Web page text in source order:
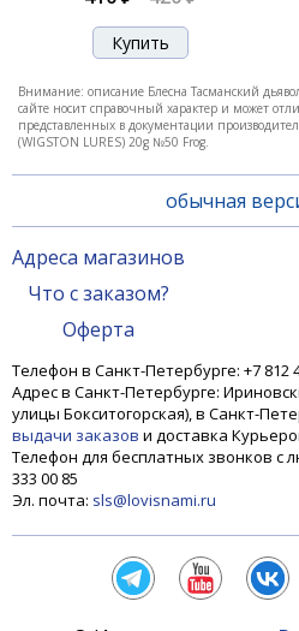
Внимание: описание Блесна Тасманский
сайте носит справочный характер и может
представленных в документации
(WIGSTON LURES) 20g №50 Frog.
обычная
Адреса магазинов
Что с заказом?
Оферта
Телефон в Санкт-Петербурге: +7 812
Адрес в Санкт-Петербурге:
улицы Бокситогорская), в Санкт-
выдачи заказов и доставка
Телефон для бесплатных звонков с
333 00 85
Эл. почта: sls@lovisnami.ru